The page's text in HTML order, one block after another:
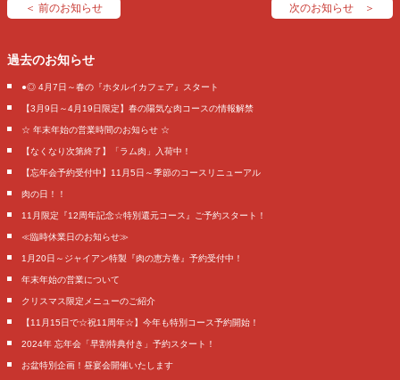
＜ 前のお知らせ 次のお知らせ ＞
過去のお知らせ
●◎ 4月7日～春の『ホタルイカフェア』スタート
【3月9日～4月19日限定】春の陽気な肉コースの情報解禁
☆ 年末年始の営業時間のお知らせ ☆
【なくなり次第終了】「ラム肉」入荷中！
【忘年会予約受付中】11月5日～季節のコースリニューアル
肉の日！！
11月限定『12周年記念☆特別還元コース』ご予約スタート！
≪臨時休業日のお知らせ≫
1月20日～ジャイアン特製『肉の恵方巻』予約受付中！
年末年始の営業について
クリスマス限定メニューのご紹介
【11月15日で☆祝11周年☆】今年も特別コース予約開始！
2024年 忘年会「早割特典付き」予約スタート！
お盆特別企画！昼宴会開催いたします